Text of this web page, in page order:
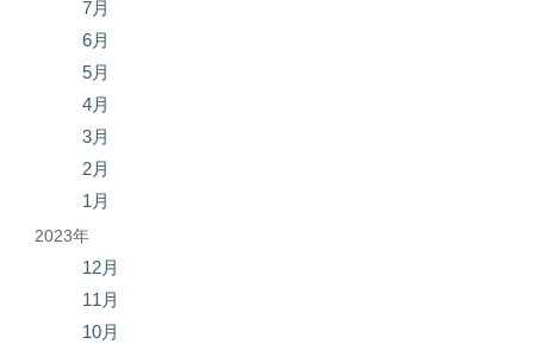
7月
6月
5月
4月
3月
2月
1月
2023年
12月
11月
10月